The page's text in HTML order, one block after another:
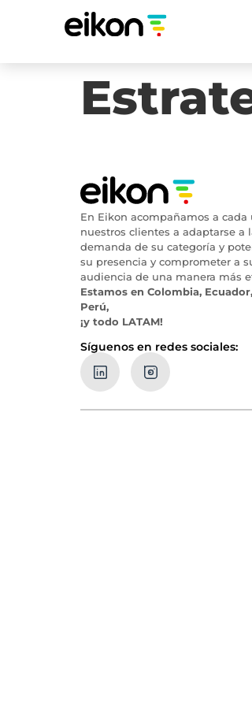
En Eikon acompañamos a cada
nuestros clientes a adaptarse a
demanda de su categoría y
su presencia y comprometer a
audiencia de una manera más
Estamos en Colombia,
Perú,
¡y todo LATAM!
Síguenos en redes sociales: